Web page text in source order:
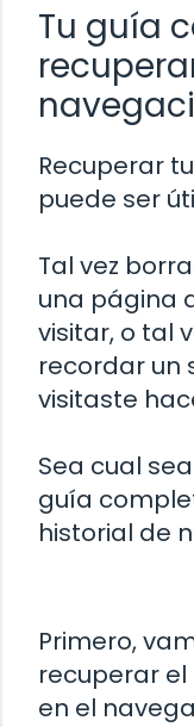
Tu guía
Recuperar
puede ser
Tal vez
una página
visitar, o tal
recordar un
visitaste
Sea cual
guía
historial de
Primero,
recuperar
en el